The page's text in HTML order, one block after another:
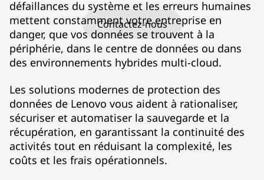
e
R
e
o
Contactez-nous
défaillances du système et les erreurs humaines
mettent constamment votre entreprise en
danger, que vos données se trouvent à la
périphérie, dans le centre de données ou dans
des environnements hybrides multi-cloud.
Les solutions modernes de protection des
données de Lenovo vous aident à rationaliser,
sécuriser et automatiser la sauvegarde et la
récupération, en garantissant la continuité des
activités tout en réduisant la complexité, les
coûts et les frais opérationnels.